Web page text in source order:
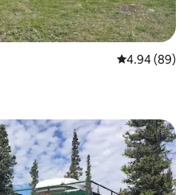
レビュー89件
4.94 (89)